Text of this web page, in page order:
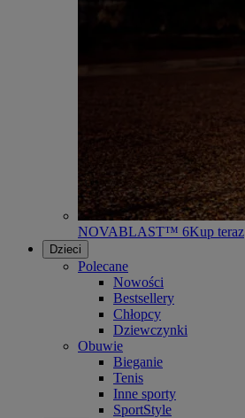
NOVABLAST™ 6Kup teraz
Dzieci
Polecane
Nowości
Bestsellery
Chłopcy
Dziewczynki
Obuwie
Bieganie
Tenis
Inne sporty
SportStyle